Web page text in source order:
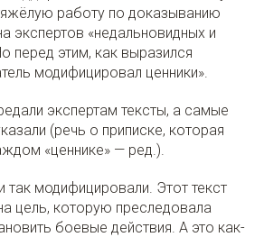
работу по доказыванию
экспертов «недальновидных и
перед этим, как выразился
модифицировал ценники».
экспертам тексты, а самые
(речь о приписке, которая
«ценнике» — ред.).
так модифицировали. Этот текст
цель, которую преследовала
боевые действия. А это как-